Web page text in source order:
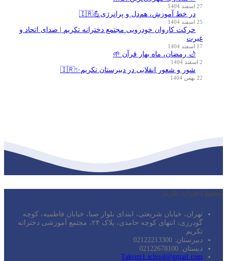
27 اسفند 1404
در خط آموزش، هم‌دل و پرانرژی💪🇮🇷
25 اسفند 1404
حرکت کاروان خودرویی مجتمع دخترانه تکریم | صدای اتحاد و
غیرت
17 اسفند 1404
🌙 رمضان، ماه بهار قرآن 🌱
2 اسفند 1404
شور و شعور انقلابی در دبیرستان تکریم✨🇮🇷
22 بهمن 1404
مجتمع دخترانه تکریم
تهران، خیابان شریعتی، ابتدای بلوار صبا، خیابان فاطمیه، کوچه
گودرزی، انتهای کوچه حامدی، پلاک ۲۴، مجتمع آموزشی دخترانه
تکریم
دبیرستان: 02122213300
دبستان: 02122678100
Takrim1.school@gmail.com